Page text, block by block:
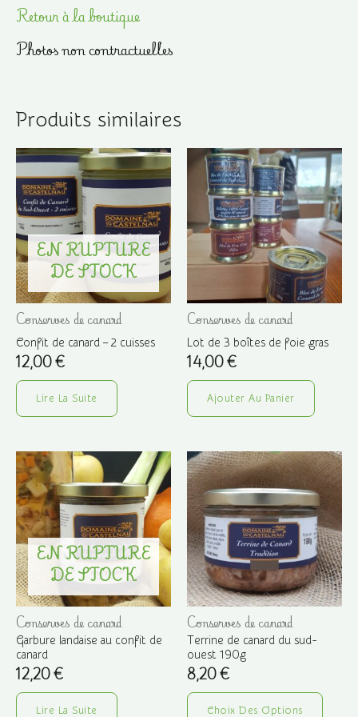
Retour à la boutique
Photos non contractuelles
Produits similaires
EN RUPTURE
DE STOCK
Conserves de canard
Confit de canard – 2 cuisses
12,00€
Lire La Suite
Conserves de canard
Lot de 3 boîtes de foie gras
14,00€
Ajouter Au Panier
EN RUPTURE
DE STOCK
Conserves de canard
Garbure landaise au confit de
canard
12,20€
Lire La Suite
Conserves de canard
Terrine de canard du sud-
ouest 190g
8,20€
Choix Des Options
Ce